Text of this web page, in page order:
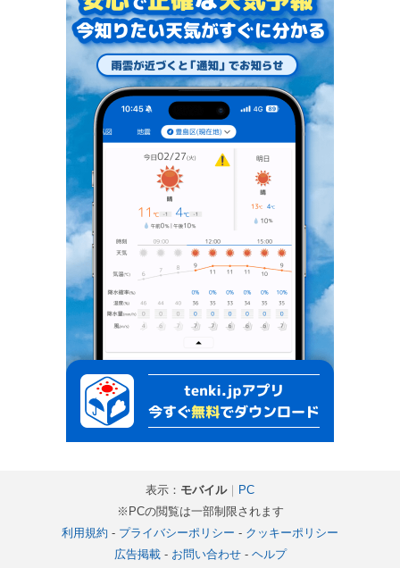
表示： モバイル｜
PC
※PCの閲覧は一部制限されます
利用規約 - プライバシーポリシー - クッキーポリシー
広告掲載- お問い合わせ- ヘルプ